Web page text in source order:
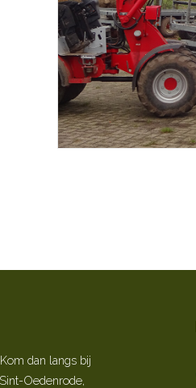
dan langs bij
Oedenrode,